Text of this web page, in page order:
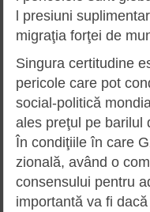
l presiuni
migraţia forţei de
Singura certitudine
pericole care pot
social-politică
ales preţul pe barilul
În condiţiile în care
zională, având o
consensului pentru
importantă va fi